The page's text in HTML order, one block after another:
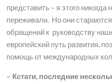
представить – я этого никогда
переживали. Но они
обращений к руководству
европейский путь развития,
помощь от международных
– Кстати, последние